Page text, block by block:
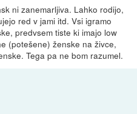
ni zanemarljiva. Lahko rodijo,
red v jami itd. Vsi igramo
predvsem tiste ki imajo low
(potešene) ženske na živce,
Tega pa ne bom razumel.